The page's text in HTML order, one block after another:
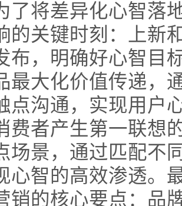
了将差异化心智落
的关键时刻：上新
布，明确好心智目
最大化价值传递，
点沟通，实现用户
费者产生第一联想
场景，通过匹配不
心智的高效渗透。
销的核心要点：品